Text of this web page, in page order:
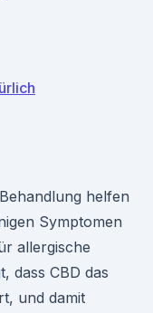
helfen
Symptomen
allergische
dass CBD das
und damit